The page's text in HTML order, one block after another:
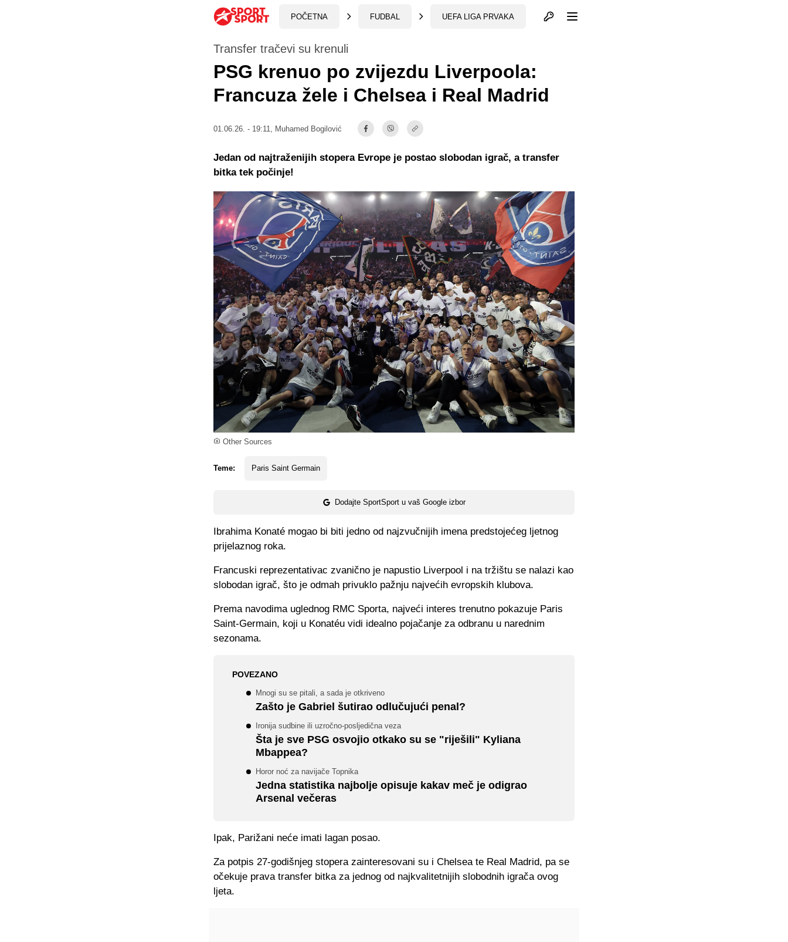
POČETNA FUDBAL UEFA LIGA PRVAKA Otvori profil
Other Sources
Transfer tračevi su krenuli
PSG krenuo po zvijezdu Liverpoola:
Francuza žele i Chelsea i Real Madrid
01.06.26. - 19:11, Muhamed Bogilović
Teme: Paris Saint Germain
Dodajte SportSport u vaš Google izbor
Jedan od najtraženijih stopera Evrope je postao slobodan igrač, a transfer
bitka tek počinje!
Ibrahima Konaté mogao bi biti jedno od najzvučnijih imena predstojećeg ljetnog
prijelaznog roka.
Francuski reprezentativac zvanično je napustio Liverpool i na tržištu se nalazi kao
slobodan igrač, što je odmah privuklo pažnju najvećih evropskih klubova.
Prema navodima uglednog RMC Sporta, najveći interes trenutno pokazuje Paris
Saint-Germain, koji u Konatéu vidi idealno pojačanje za odbranu u narednim
sezonama.
POVEZANO
Mnogi su se pitali, a sada je otkriveno
Zašto je Gabriel šutirao odlučujući penal?
Ironija sudbine ili uzročno-posljedična veza
Šta je sve PSG osvojio otkako su se "riješili" Kyliana
Mbappea?
Horor noć za navijače Topnika
Jedna statistika najbolje opisuje kakav meč je odigrao
Arsenal večeras
Ipak, Parižani neće imati lagan posao.
Za potpis 27-godišnjeg stopera zainteresovani su i Chelsea te Real Madrid, pa se
očekuje prava transfer bitka za jednog od najkvalitetnijih slobodnih igrača ovog
ljeta.